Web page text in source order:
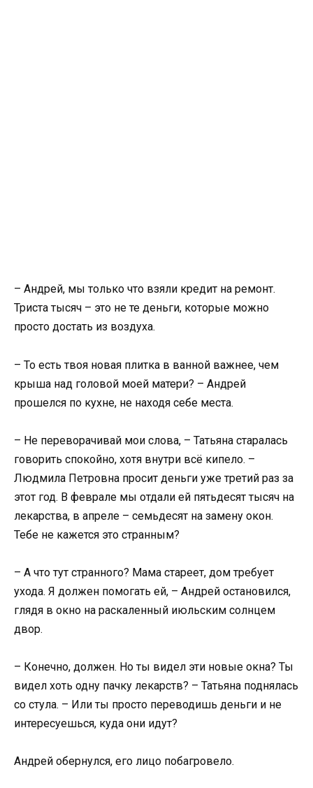
– Андрей, мы только что взяли кредит на ремонт.
Триста тысяч – это не те деньги, которые можно
просто достать из воздуха.
– То есть твоя новая плитка в ванной важнее, чем
крыша над головой моей матери? – Андрей
прошелся по кухне, не находя себе места.
– Не переворачивай мои слова, – Татьяна старалась
говорить спокойно, хотя внутри всё кипело. –
Людмила Петровна просит деньги уже третий раз за
этот год. В феврале мы отдали ей пятьдесят тысяч на
лекарства, в апреле – семьдесят на замену окон.
Тебе не кажется это странным?
– А что тут странного? Мама стареет, дом требует
ухода. Я должен помогать ей, – Андрей остановился,
глядя в окно на раскаленный июльским солнцем
двор.
– Конечно, должен. Но ты видел эти новые окна? Ты
видел хоть одну пачку лекарств? – Татьяна поднялась
со стула. – Или ты просто переводишь деньги и не
интересуешься, куда они идут?
Андрей обернулся, его лицо побагровело.